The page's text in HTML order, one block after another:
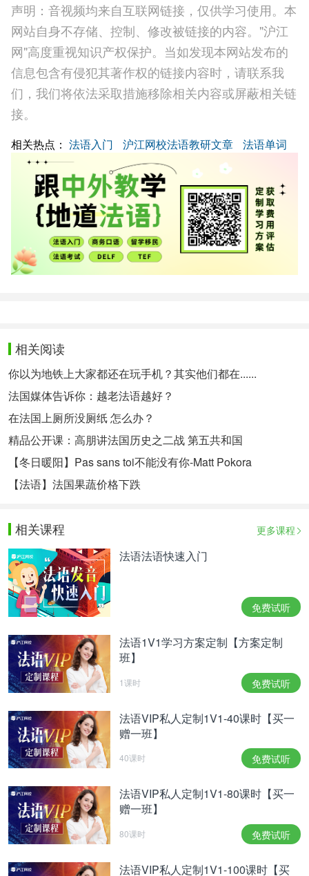
声明：音视频均来自互联网链接，仅供学习使用。本
网站自身不存储、控制、修改被链接的内容。"沪江
网"高度重视知识产权保护。当如发现本网站发布的
信息包含有侵犯其著作权的链接内容时，请联系我
们，我们将依法采取措施移除相关内容或屏蔽相关链
接。
相关热点： 法语入门 沪江网校法语教研文章 法语单词
相关阅读
你以为地铁上大家都还在玩手机？其实他们都在......
法国媒体告诉你：越老法语越好？
在法国上厕所没厕纸 怎么办？
精品公开课：高朋讲法国历史之二战 第五共和国
【冬日暖阳】Pas sans toi不能没有你-Matt Pokora
【法语】法国果蔬价格下跌
相关课程 更多课程
法语法语快速入门
免费试听
法语1V1学习方案定制【方案定制
班】
1课时 免费试听
法语VIP私人定制1V1-40课时【买一
赠一班】
40课时 免费试听
法语VIP私人定制1V1-80课时【买一
赠一班】
80课时 免费试听
法语VIP私人定制1V1-100课时【买